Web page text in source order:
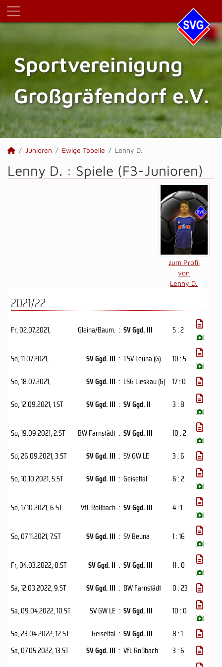
Sportvereinigung
Großgräfendorf e.V.
Junioren Ewige Tabelle Lenny D.
Lenny D. : Spiele (F3-Junioren)
zum Profil
von
Lenny D.
2021/22
Fr, 02.07.2021, Gleina/Baum. : SV Ggd. III 5 : 2
( )
So, 11.07.2021, SV Ggd. III : TSV Leuna (G) 10 : 5
( )
So, 18.07.2021, SV Ggd. III : LSG Lieskau (G) 17 : 0
So, 12.09.2021, 1.ST SV Ggd. III : SV Ggd. II 3 : 8
( )
So, 19.09.2021, 2.ST BW Farnstädt : SV Ggd. III 10 : 2
( )
So, 26.09.2021, 3.ST SV Ggd. III : SV GW LE
3 : 6
So, 10.10.2021, 5.ST SV Ggd. III : Geiseltal 6 : 2
( )
So, 17.10.2021, 6.ST VfL Roßbach : SV Ggd. III 4 : 1
( )
So, 07.11.2021, 7.ST SV Ggd. III : SV Beuna 1 : 16
( )
Fr, 04.03.2022, 8.ST SV Ggd. II : SV Ggd. III 11 : 0
( )
Sa, 12.03.2022, 9.ST SV Ggd. III : BW Farnstädt
0 : 23
Sa, 09.04.2022, 10.ST SV GW LE : SV Ggd. III 10 : 0
( )
Sa, 23.04.2022, 12.ST Geiseltal : SV Ggd. III
8 : 1
Sa, 07.05.2022, 13.ST SV Ggd. III : VfL Roßbach
3 : 6